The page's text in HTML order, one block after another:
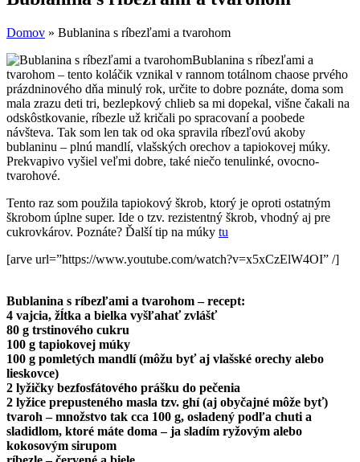
Domov » Bublanina s ríbezľami a tvarohom
Bublanina s ríbezľami a
tvarohom – tento koláčik vznikal v rannom totálnom chaose prvého
prázdninového dňa minulý rok, určite to dobre poznáte, doma som
mala zrazu deti tri, bezlepkový chlieb sa mi dopekal, višne čakali na
odskôstkovanie, ríbezle už kričali po spracovaní a poobede
návšteva. Tak som len tak od oka spravila ríbezľovú akoby
bublaninu – plnú mandlí, vlašských orechov a tapiokovej múky.
Prekvapivo vyšiel veľmi dobre, také niečo tenulinké, ovocno-
tvarohové.
Tento raz som použila tapiokový škrob, ktorý je oproti ostatným
škrobom úplne super. Ide o tzv. rezistentný škrob, vhodný aj pre
cukrovkárov. Poznáte? Ďalší tip na múky tu
[arve url=”https://www.youtube.com/watch?v=x5xCzElW4OI” /]
Bublanina s ríbezľami a tvarohom – recept:
4 vajcia, žĺtka a bielka vyšľahať zvlášť
80 g trstinového cukru
100 g tapiokovej múky
100 g pomletých mandlí (môžu byť aj vlašské orechy alebo
lieskovce)
2 lyžičky bezfosfátového prášku do pečenia
2 lyžice prepusteného masla tzv. ghí (aj obyčajné môže byť)
tvaroh – množstvo tak cca 100 g, osladený podľa chuti a
sladidlom, ktoré máte doma – ja sladím ryžovým alebo
kokosovým sirupom